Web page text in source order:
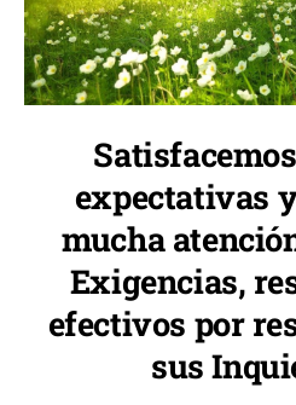
expectativas
mucha
Exigencias,
efectivos por
sus